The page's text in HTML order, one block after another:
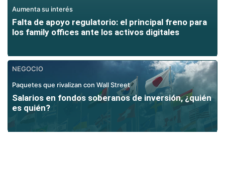
Aumenta su interés
Falta de apoyo regulatorio: el principal freno para
los family offices ante los activos digitales
NEGOCIO
Paquetes que rivalizan con Wall Street
Salarios en fondos soberanos de inversión, ¿quién
es quién?